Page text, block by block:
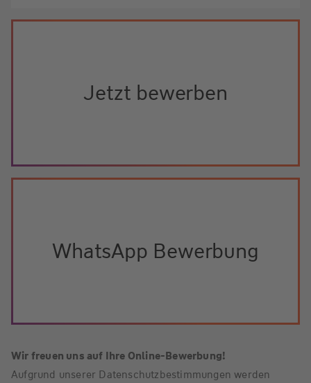
Jetzt bewerben
WhatsApp Bewerbung
Wir freuen uns auf Ihre Online-Bewerbung!
Aufgrund unserer Datenschutzbestimmungen werden